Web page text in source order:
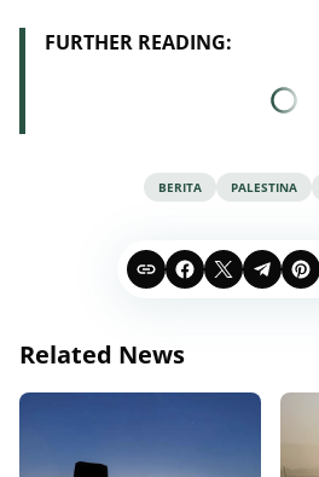
FURTHER READING:
BERITA PALESTINA
Related News